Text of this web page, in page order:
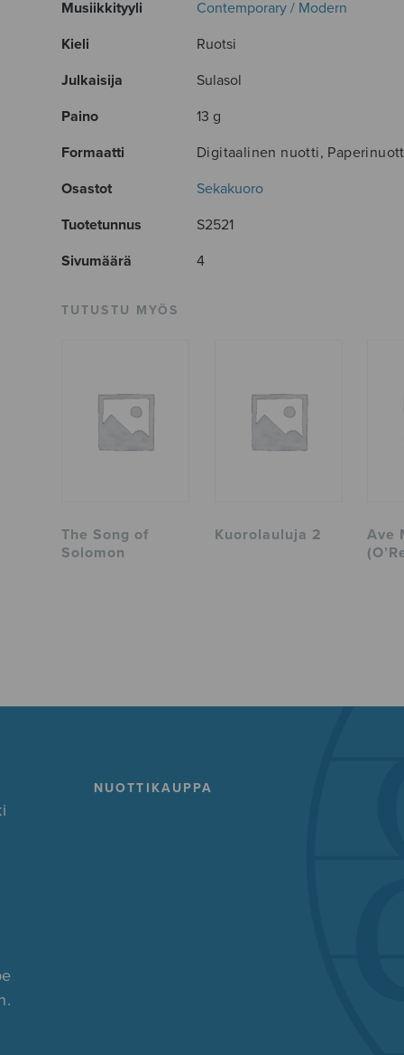
Musiikkityyli
Contemporary / Modern
Kieli
Ruotsi
Julkaisija
Sulasol
Paino
13 g
Formaatti
Digitaalinen nuotti,
Osastot
Sekakuoro
Tuotetunnus
S2521
Sivumäärä
4
TUTUSTU MYÖS
The Song of
Solomon
Kuorolauluja 2
Ave
NUOTTIKAUPPA